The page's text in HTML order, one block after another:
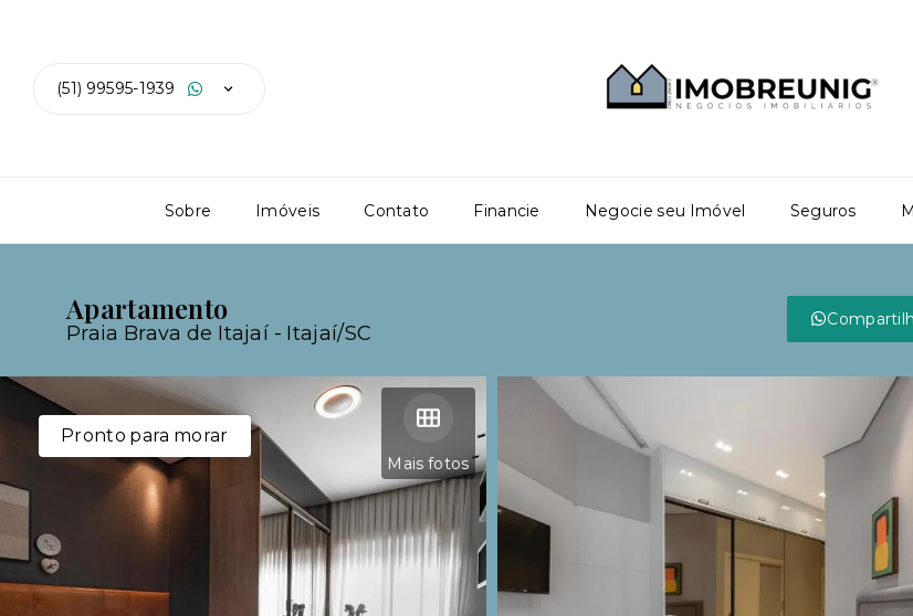
(51) 99595-1939
Sobre Imóveis Contato Financie Negocie seu Imóvel Seguros
Apartamento
Praia Brava de Itajaí - Itajaí/SC
Mais fotos
Pronto para morar